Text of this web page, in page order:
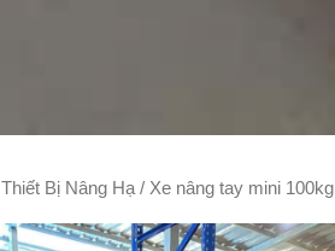
Thiết Bị Nâng Hạ / Xe nâng tay mini 100kg